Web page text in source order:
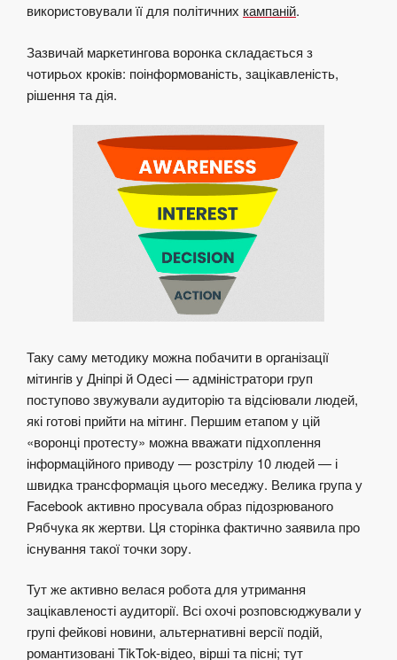
використовували її для політичних кампаній.
Зазвичай маркетингова воронка складається з
чотирьох кроків: поінформованість, зацікавленість,
рішення та дія.
Таку саму методику можна побачити в організації
мітингів у Дніпрі й Одесі — адміністратори груп
поступово звужували аудиторію та відсіювали людей,
які готові прийти на мітинг. Першим етапом у цій
«воронці протесту» можна вважати підхоплення
інформаційного приводу — розстрілу 10 людей — і
швидка трансформація цього меседжу. Велика група у
Facebook активно просувала образ підозрюваного
Рябчука як жертви. Ця сторінка фактично заявила про
існування такої точки зору.
Тут же активно велася робота для утримання
зацікавленості аудиторії. Всі охочі розповсюджували у
групі фейкові новини, альтернативні версії подій,
романтизовані TikTok-відео, вірші та пісні; тут